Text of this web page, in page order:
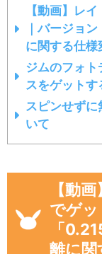
【動画】レ
｜バージョ
に関する仕様
ジムのフォ
スをゲットす
スピンせず
いて
【動
でゲ
「
離に関